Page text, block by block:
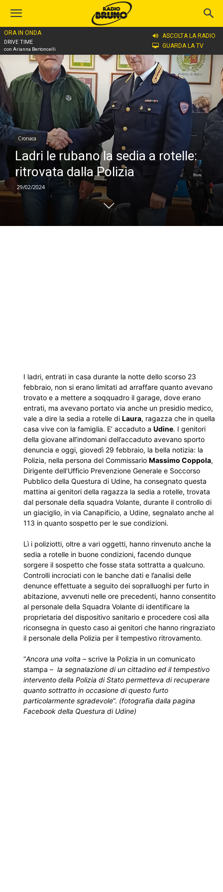
ORA IN ONDA
DRIVE TIME
con Arianna Bertoncelli
ASCOLTA LA RADIO
GUARDA LA TV
Home
Cronaca
Ladri le rubano la sedia a rotelle:
ritrovata dalla Polizia
29/02/2024
I ladri, entrati in casa durante la notte dello scorso 23
febbraio, non si erano limitati ad arraffare quanto avevano
trovato e a mettere a soqquadro il garage, dove erano
entrati, ma avevano portato via anche un presidio medico,
vale a dire la sedia a rotelle di Laura, ragazza che in quella
casa vive con la famiglia. E’ accaduto a Udine. I genitori
della giovane all’indomani dell’accaduto avevano sporto
denuncia e oggi, giovedì 29 febbraio, la bella notizia: la
Polizia, nella persona del Commissario Massimo Coppola,
Dirigente dell’Ufficio Prevenzione Generale e Soccorso
Pubblico della Questura di Udine, ha consegnato questa
mattina ai genitori della ragazza la sedia a rotelle, trovata
dal personale della squadra Volante, durante il controllo di
un giaciglio, in via Canapificio, a Udine, segnalato anche al
113 in quanto sospetto per le sue condizioni.
Lì i poliziotti, oltre a vari oggetti, hanno rinvenuto anche la
sedia a rotelle in buone condizioni, facendo dunque
sorgere il sospetto che fosse stata sottratta a qualcuno.
Controlli incrociati con le banche dati e l’analisi delle
denunce effettuate a seguito dei sopralluoghi per furto in
abitazione, avvenuti nelle ore precedenti, hanno consentito
al personale della Squadra Volante di identificare la
proprietaria del dispositivo sanitario e procedere così alla
riconsegna in questo caso ai genitori che hanno ringraziato
il personale della Polizia per il tempestivo ritrovamento.
“Ancora una volta – scrive la Polizia in un comunicato
stampa – la segnalazione di un cittadino ed il tempestivo
intervento della Polizia di Stato permetteva di recuperare
quanto sottratto in occasione di questo furto
particolarmente sgradevole“. (fotografia dalla pagina
Facebook della Questura di Udine)